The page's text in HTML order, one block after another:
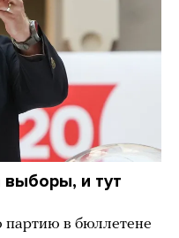
и тут
в бюллетене